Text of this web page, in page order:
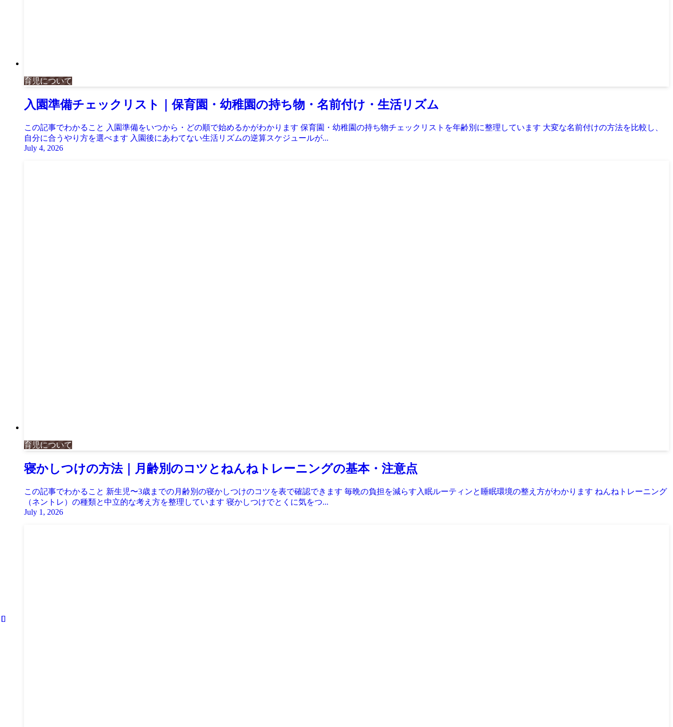
育児について
入園準備チェックリスト｜保育園・幼稚園の持ち物・名前付け・生活リズム
この記事でわかること 入園準備をいつから・どの順で始めるかがわかります 保育園・幼稚園の持ち物チェックリストを年齢別に整理しています 大変な名前付けの方法を比較し、
自分に合うやり方を選べます 入園後にあわてない生活リズムの逆算スケジュールが...
July 4, 2026
育児について
寝かしつけの方法｜月齢別のコツとねんねトレーニングの基本・注意点
この記事でわかること 新生児〜3歳までの月齢別の寝かしつけのコツを表で確認できます 毎晩の負担を減らす入眠ルーティンと睡眠環境の整え方がわかります ねんねトレーニング
（ネントレ）の種類と中立的な考え方を整理しています 寝かしつけでとくに気をつ...
July 1, 2026